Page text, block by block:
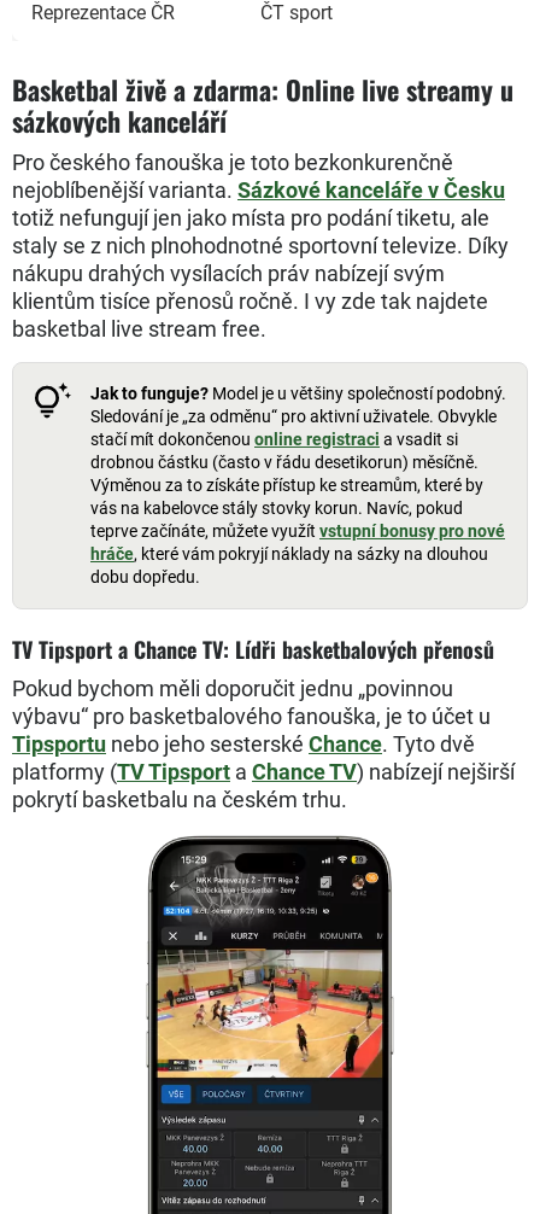
Reprezentace ČR ČT sport
Basketbal živě a zdarma: Online live streamy u
sázkových kanceláří
Pro českého fanouška je toto bezkonkurenčně
nejoblíbenější varianta. Sázkové kanceláře v Česku
totiž nefungují jen jako místa pro podání tiketu, ale
staly se z nich plnohodnotné sportovní televize. Díky
nákupu drahých vysílacích práv nabízejí svým
klientům tisíce přenosů ročně. I vy zde tak najdete
basketbal live stream free.
Jak to funguje? Model je u většiny společností podobný.
Sledování je „za odměnu“ pro aktivní uživatele. Obvykle
stačí mít dokončenou online registraci a vsadit si
drobnou částku (často v řádu desetikorun) měsíčně.
Výměnou za to získáte přístup ke streamům, které by
vás na kabelovce stály stovky korun. Navíc, pokud
teprve začínáte, můžete využít vstupní bonusy pro nové
hráče, které vám pokryjí náklady na sázky na dlouhou
dobu dopředu.
TV Tipsport a Chance TV: Lídři basketbalových přenosů
Pokud bychom měli doporučit jednu „povinnou
výbavu“ pro basketbalového fanouška, je to účet u
Tipsportu nebo jeho sesterské Chance. Tyto dvě
platformy (TV Tipsport a Chance TV) nabízejí nejširší
pokrytí basketbalu na českém trhu.